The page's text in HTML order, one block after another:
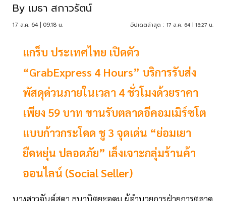
By เมธา สกาวรัตน์
17 ส.ค. 64 | 09:18 น. อัปเดตล่าสุด : 17 ส.ค. 64 | 16:27 น.
แกร็บ ประเทศไทย เปิดตัว
“GrabExpress 4 Hours” บริการรับส่ง
พัสดุด่วนภายในเวลา 4 ชั่วโมงด้วยราคา
เพียง 59 บาท ขานรับตลาดอีคอมเมิร์ซโต
แบบก้าวกระโดด ชู 3 จุดเด่น “ย่อมเยา
ยืดหยุ่น ปลอดภัย” เล็งเจาะกลุ่มร้านค้า
ออนไลน์ (Social Seller)